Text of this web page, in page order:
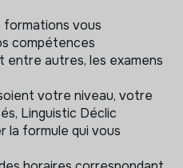
formations vous
compétences
autres, les examens
votre niveau, votre
Linguistic Déclic
la formule qui vous